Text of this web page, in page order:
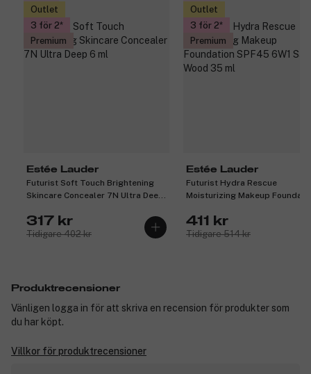
Outlet
3 för 2
Premium
Estée Lauder
Futurist Soft Touch Brightening
Skincare Concealer 7N Ultra Deep
317 kr
Tidigare 402 kr
Outlet
3 för 2
Premium
Estée Lauder
Futurist Hydra Rescue
Moisturizing Makeup
411 kr
Tidigare 514 kr
Produktrecensioner
Vänligen logga in för att skriva en recension för produkter som
du har köpt.
Villkor för produktrecensioner